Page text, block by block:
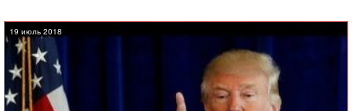
19 июль 2018